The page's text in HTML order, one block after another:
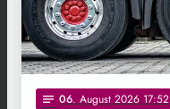
notes 06. August 2026 17:52